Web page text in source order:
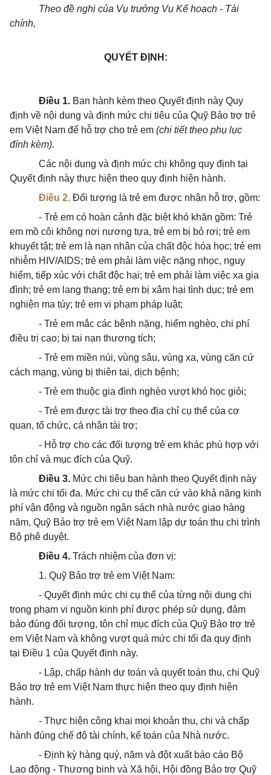
Theo đề nghị của Vụ trưởng Vụ Kế hoạch - Tài
chính,
QUYẾT ĐỊNH:
Điều 1. Ban hành kèm theo Quyết định này Quy
định về nội dung và định mức chi tiêu của Quỹ Bảo trợ trẻ
em Việt Nam để hỗ trợ cho trẻ em (chi tiết theo phụ lục
đính kèm).
Các nội dung và định mức chi không quy định tại
Quyết định này thực hiện theo quy định hiện hành.
Điều 2. Đối tượng là trẻ em được nhận hỗ trợ, gồm:
- Trẻ em có hoàn cảnh đặc biệt khó khăn gồm: Trẻ
em mồ côi không nơi nương tựa, trẻ em bị bỏ rơi; trẻ em
khuyết tật; trẻ em là nạn nhân của chất độc hóa học; trẻ em
nhiễm HIV/AIDS; trẻ em phải làm việc nặng nhọc, nguy
hiểm, tiếp xúc với chất độc hại; trẻ em phải làm việc xa gia
đình; trẻ em lang thang; trẻ em bị xâm hại tình dục; trẻ em
nghiện ma túy; trẻ em vi phạm pháp luật;
- Trẻ em mắc các bệnh nặng, hiểm nghèo, chi phí
điều trị cao; bị tai nạn thương tích;
- Trẻ em miền núi, vùng sâu, vùng xa, vùng căn cứ
cách mạng, vùng bị thiên tai, dịch bệnh;
- Trẻ em thuộc gia đình nghèo vượt khó học giỏi;
- Trẻ em được tài trợ theo địa chỉ cụ thể của cơ
quan, tổ chức, cá nhân tài trợ;
- Hỗ trợ cho các đối tượng trẻ em khác phù hợp với
tôn chỉ và mục đích của Quỹ.
Điều 3. Mức chi tiêu ban hành theo Quyết định này
là mức chi tối đa. Mức chi cụ thể căn cứ vào khả năng kinh
phí vận động và nguồn ngân sách nhà nước giao hàng
năm, Quỹ Bảo trợ trẻ em Việt Nam lập dự toán thu chi trình
Bộ phê duyệt.
Điều 4. Trách nhiệm của đơn vị:
1. Quỹ Bảo trợ trẻ em Việt Nam:
- Quyết định mức chi cụ thể của từng nội dung chi
trong phạm vi nguồn kinh phí được phép sử dụng, đảm
bảo đúng đối tượng, tôn chỉ mục đích của Quỹ Bảo trợ trẻ
em Việt Nam và không vượt quá mức chi tối đa quy định
tại Điều 1 của Quyết định này.
- Lập, chấp hành dự toán và quyết toán thu, chi Quỹ
Bảo trợ trẻ em Việt Nam thực hiện theo quy định hiện
hành.
- Thực hiện công khai mọi khoản thu, chi và chấp
hành đúng chế độ tài chính, kế toán của Nhà nước.
- Định kỳ hàng quý, năm và đột xuất báo cáo Bộ
Lao động - Thương binh và Xã hội, Hội đồng Bảo trợ Quỹ